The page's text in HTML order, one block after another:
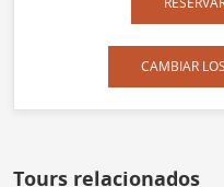
CAMBIAR
Tours relacionados